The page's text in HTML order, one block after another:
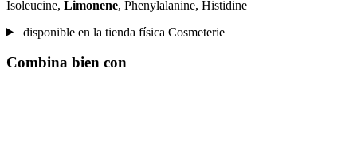
Isoleucine, Limonene, Phenylalanine, Histidine
disponible en la tienda física Cosmeterie
Combina bien con